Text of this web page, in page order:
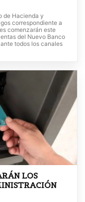
de Hacienda y
correspondiente a
comenzarán este
del Nuevo Banco
todos los canales
LOS